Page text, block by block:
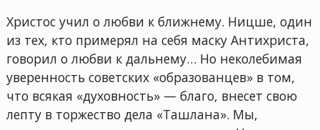
Христос учил о любви к ближнему. Hицше, один
из тех, кто примерял на себя маску Антихриста,
говорил о любви к дальнему… Но неколебимая
уверенность советских «образованцев» в том,
что всякая «духовность» — благо, внесет свою
лепту в торжество дела «Ташлана». Мы,